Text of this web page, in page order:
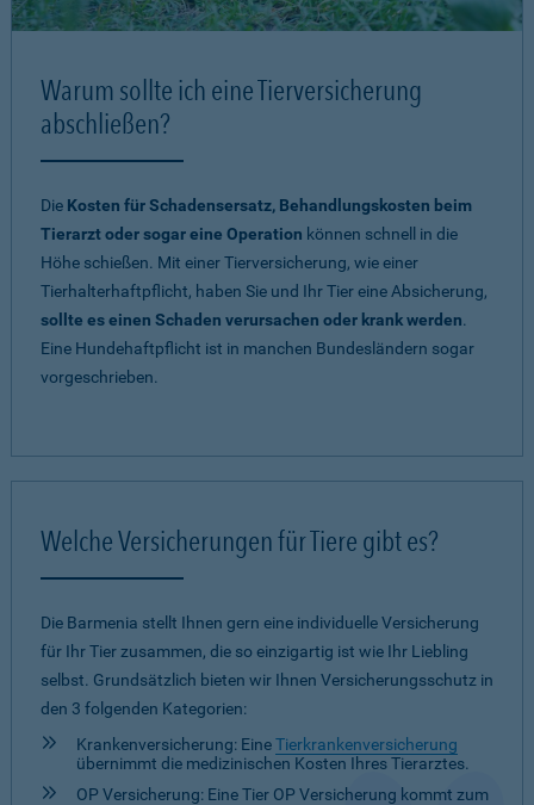
Warum sollte ich eine Tierversicherung
abschließen?
Die Kosten für Schadensersatz, Behandlungskosten beim
Tierarzt oder sogar eine Operation können schnell in die
Höhe schießen. Mit einer Tierversicherung, wie einer
Tierhalterhaftpflicht, haben Sie und Ihr Tier eine Absicherung,
sollte es einen Schaden verursachen oder krank werden.
Eine Hundehaftpflicht ist in manchen Bundesländern sogar
vorgeschrieben.
Welche Versicherungen für Tiere gibt es?
Die Barmenia stellt Ihnen gern eine individuelle Versicherung
für Ihr Tier zusammen, die so einzigartig ist wie Ihr Liebling
selbst. Grundsätzlich bieten wir Ihnen Versicherungsschutz in
den 3 folgenden Kategorien:
Krankenversicherung: EineTierkrankenversicherung
übernimmt die medizinischen Kosten Ihres Tierarztes.
OP Versicherung: Eine Tier OP Versicherung kommt zum